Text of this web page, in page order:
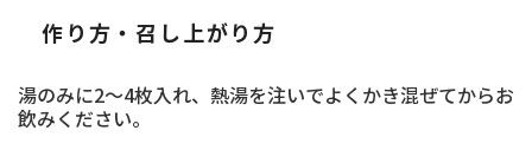
作り方・召し上がり方
湯のみに2～4枚入れ、熱湯を注いでよくかき混ぜてからお
飲みください。